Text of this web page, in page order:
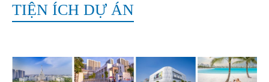
TIỆN ÍCH DỰ ÁN